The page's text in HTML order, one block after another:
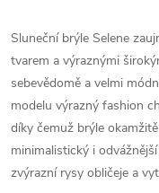
Sluneční brýle Selene
tvarem a výraznými
sebevědomě a velmi
modelu výrazný fashion
díky čemuž brýle
minimalistický i
zvýrazní rysy obličeje a